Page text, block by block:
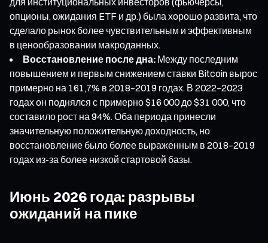
опционы, ожидания ETF и др.) была хорошо развита, что
сделало рынок более чувствительным и эффективным
в ценообразовании макроданных.
Восстановление после дна: Между последним
повышением и первым снижением ставки Bitcoin вырос
примерно на 161,7% в 2018–2019 годах. В 2022–2023
годах он поднялся с примерно $16 000 до $31 000, что
составило рост на 94%. Оба периода принесли
значительную положительную доходность, но
восстановление было более выраженным в 2018–2019
годах из-за более низкой стартовой базы.
Июнь 2026 года: разрывы
ожиданий на пике